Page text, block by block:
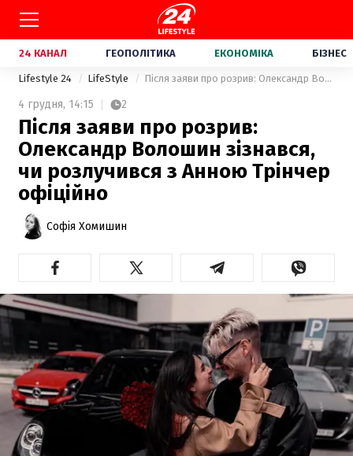
24 КАНАЛ ГЕОПОЛІТИКА ЕКОНОМІКА БІЗНЕС
Lifestyle 24 LifeStyle Після заяви про розрив: Олександр Волошин зізнався, чи розлучився з Анною Трінчер офіційно
4 грудня, 14:15 2
Після заяви про розрив:
Олександр Волошин зізнався,
чи розлучився з Анною Трінчер
офіційно
Софія Хомишин